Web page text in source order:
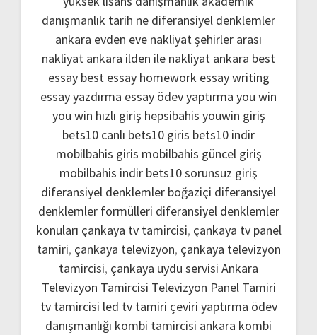
danışmanlık tarih ne diferansiyel denklemler
ankara evden eve nakliyat şehirler arası
nakliyat ankara ilden ile nakliyat ankara best
essay best essay homework essay writing
essay yazdırma essay ödev yaptırma you win
you win hızlı giriş hepsibahis youwin giriş
bets10 canlı bets10 giris bets10 indir
mobilbahis giris mobilbahis güncel giriş
mobilbahis indir bets10 sorunsuz giriş
diferansiyel denklemler boğaziçi diferansiyel
denklemler formülleri diferansiyel denklemler
konuları çankaya tv tamircisi, çankaya tv panel
tamiri, çankaya televizyon, çankaya televizyon
tamircisi, çankaya uydu servisi Ankara
Televizyon Tamircisi Televizyon Panel Tamiri
tv tamircisi led tv tamiri çeviri yaptırma ödev
danışmanlığı kombi tamircisi ankara kombi